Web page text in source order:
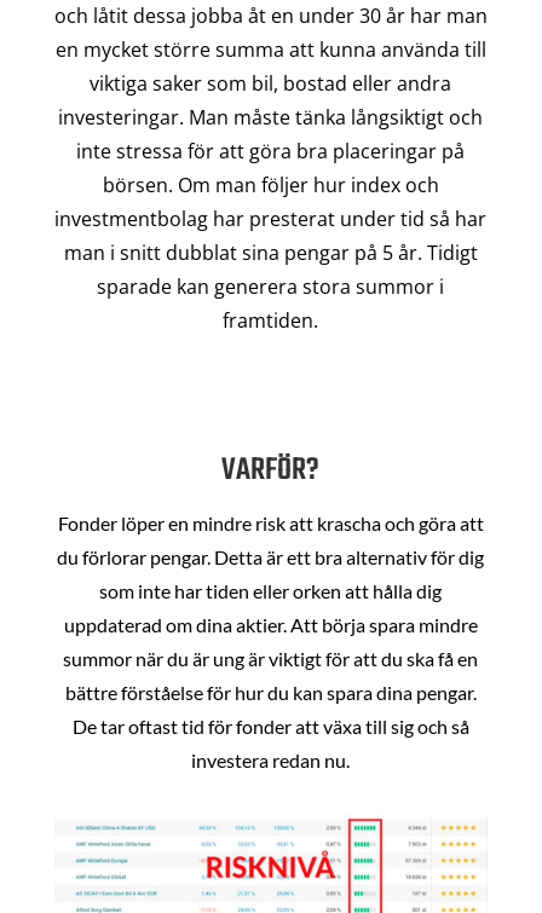
och låtit dessa jobba åt en under 30 år har man
en mycket större summa att kunna använda till
viktiga saker som bil, bostad eller andra
investeringar. Man måste tänka långsiktigt och
inte stressa för att göra bra placeringar på
börsen. Om man följer hur index och
investmentbolag har presterat under tid så har
man i snitt dubblat sina pengar på 5 år. Tidigt
sparade kan generera stora summor i
framtiden.
VARFÖR?
Fonder löper en mindre risk att krascha och göra att
du förlorar pengar. Detta är ett bra alternativ för dig
som inte har tiden eller orken att hålla dig
uppdaterad om dina aktier. Att börja spara mindre
summor när du är ung är viktigt för att du ska få en
bättre förståelse för hur du kan spara dina pengar.
De tar oftast tid för fonder att växa till sig och så
investera redan nu.